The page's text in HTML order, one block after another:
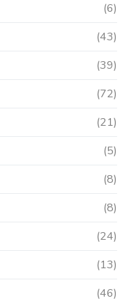
(6)
(43)
(39)
(72)
(21)
(5)
(8)
(8)
(24)
(13)
(46)